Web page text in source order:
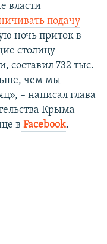
власти
подачу
ночь приток в
столицу
составил 732 тыс.
чем мы
– написал глава
Крыма
в Facebook.